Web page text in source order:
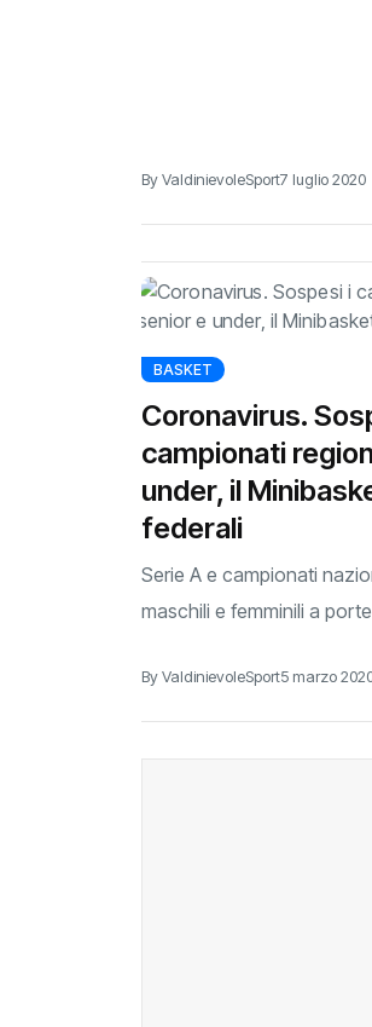
By ValdinievoleSport7 luglio 2020
BASKET
Coronavirus.
campionati
under, il
federali
Serie A e campionati
maschili e femminili a
By ValdinievoleSport5 marzo